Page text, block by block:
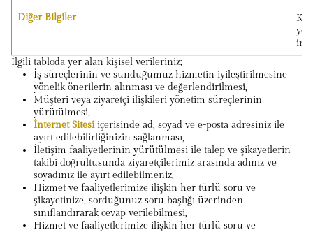
Diğer Bilgiler
İlgili tabloda yer alan kişisel verileriniz;
İş süreçlerinin ve sunduğumuz hizmetin iyileştirilmesine
yönelik önerilerin alınması ve değerlendirilmesi,
Müşteri veya ziyaretçi ilişkileri yönetim süreçlerinin
yürütülmesi,
İnternet Sitesiiçerisinde ad, soyad ve e-posta adresiniz ile
ayırt edilebilirliğinizin sağlanması,
İletişim faaliyetlerinin yürütülmesi ile talep ve şikayetlerin
takibi doğrultusunda ziyaretçilerimiz arasında adınız ve
soyadınız ile ayırt edilebilmeniz,
Hizmet ve faaliyetlerimize ilişkin her türlü soru ve
şikayetinize, sorduğunuz soru başlığı üzerinden
sınıflandırarak cevap verilebilmesi,
Hizmet ve faaliyetlerimize ilişkin her türlü soru ve